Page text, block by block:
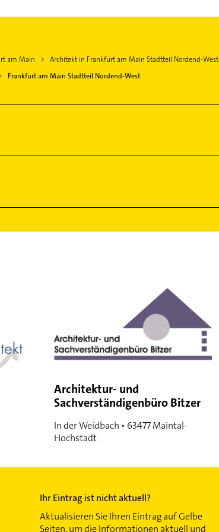
am Main Architekt in Frankfurt am Main Stadtteil Nordend-West
Frankfurt am Main Stadtteil Nordend-West
Architektur- und
Sachverständigenbüro Bitzer
In der Weidbach • 63477 Maintal-
Hochstadt
Ihr Eintrag ist nicht aktuell?
Aktualisieren Sie Ihren Eintrag auf Gelbe
Seiten, um die Informationen aktuell und